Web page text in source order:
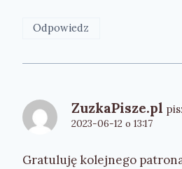
Odpowiedz
ZuzkaPisze.pl
2023-06-12 o 13:17
Gratuluję kolejnego